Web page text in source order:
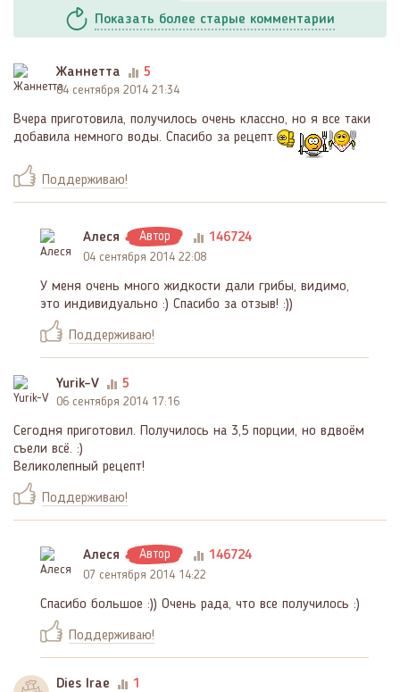
Показать более старые комментарии
Жаннетта 5
04 сентября 2014 21:34
Вчера приготовила, получилось очень классно, но я все таки
добавила немного воды. Спасибо за рецепт.
Поддерживаю!
Алеся Автор 146724
04 сентября 2014 22:08
У меня очень много жидкости дали грибы, видимо,
это индивидуально :) Спасибо за отзыв! :))
Поддерживаю!
Yurik-V 5
06 сентября 2014 17:16
Сегодня приготовил. Получилось на 3,5 порции, но вдвоём
съели всё. :)
Великолепный рецепт!
Поддерживаю!
Алеся Автор 146724
07 сентября 2014 14:22
Спасибо большое :)) Очень рада, что все получилось :)
Поддерживаю!
Dies Irae 1